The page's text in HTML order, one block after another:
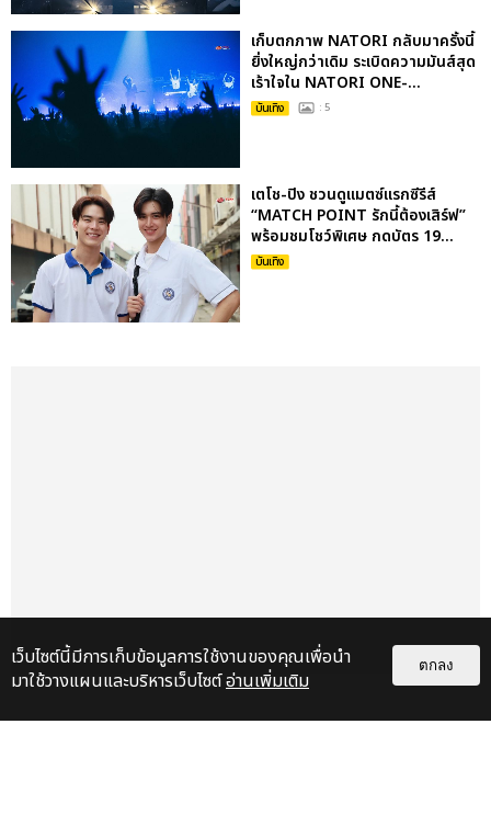
เก็บตกภาพ NATORI กลับมาครั้งนี้
ยิ่งใหญ่กว่าเดิม ระเบิดความมันส์สุด
เร้าใจใน NATORI ONE-...
บันเทิง : 5
เตโช-ปิง ชวนดูแมตซ์แรกซีรีส์
“MATCH POINT รักนี้ต้องเสิร์ฟ”
พร้อมชมโชว์พิเศษ กดบัตร 19...
บันเทิง
เว็บไซต์นี้มีการเก็บข้อมูลการใช้งานของคุณเพื่อนำ
มาใช้วางแผนและบริหารเว็บไซต์อ่านเพิ่มเติม
ตกลง